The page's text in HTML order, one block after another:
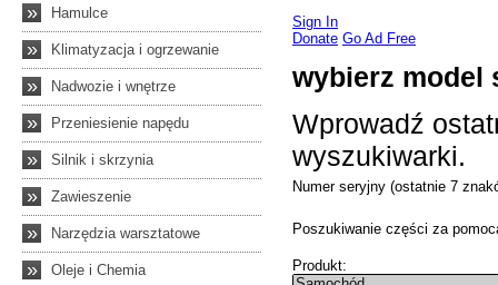
» Hamulce
» Klimatyzacja i ogrzewanie
» Nadwozie i wnętrze
» Przeniesienie napędu
» Silnik i skrzynia
» Zawieszenie
» Narzędzia warsztatowe
» Oleje i Chemia